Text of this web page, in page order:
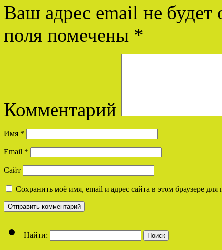
Ваш адрес email не будет
поля помечены *
Комментарий
Имя *
Email *
Сайт
Сохранить моё имя, email и адрес сайта в этом браузере
Найти: